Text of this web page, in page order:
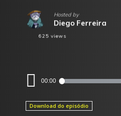
Hosted by
Diego Ferreira
625 views
Tocador
de
00:00
Download do episódio